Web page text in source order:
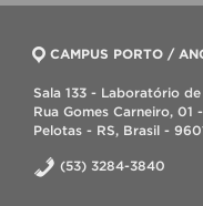
CAMPUS PORTO /
Sala 133 - Laboratório
Rua Gomes Carneiro, 01
Pelotas - RS, Brasil -
(53) 3284-3840